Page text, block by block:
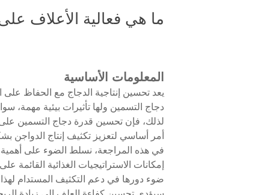
ما هي فعالية الأعلاف
المعلومات الأساسية
يعد تحسين إنتاجية الدجاج مع الحفاظ على
دجاج التسمين ولها تأثيرات بيئية مهمة،
لذلك، فإن تحسين قدرة دجاج التسمين على
أمر أساسي لتعزيز تكثيف إنتاج الدواجن
في هذه المراجعة، نسلط الضوء على
إمكانات الاستراتيجيات الغذائية القائمة
ضوء دورها في دعم التكثيف المستدام لهذا